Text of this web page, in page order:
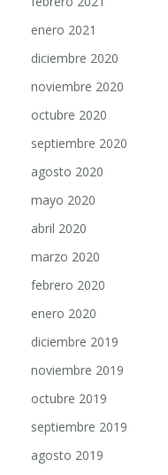
enero 2021
diciembre 2020
noviembre 2020
octubre 2020
septiembre 2020
agosto 2020
mayo 2020
abril 2020
marzo 2020
febrero 2020
enero 2020
diciembre 2019
noviembre 2019
octubre 2019
septiembre 2019
agosto 2019
julio 2019